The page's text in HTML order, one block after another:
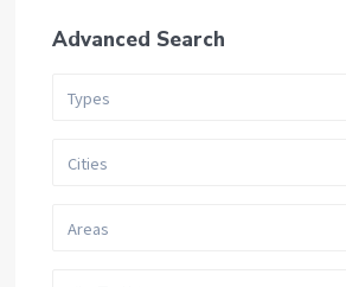
Advanced Search
Types
Cities
Areas